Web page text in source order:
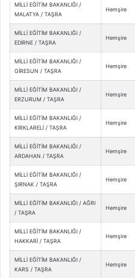
MİLLİ EĞİTİM BAKANLIĞI /
MALATYA / TAŞRA
Hemşire
MİLLİ EĞİTİM BAKANLIĞI /
EDİRNE / TAŞRA
Hemşire
MİLLİ EĞİTİM BAKANLIĞI /
GİRESUN / TAŞRA
Hemşire
MİLLİ EĞİTİM BAKANLIĞI /
ERZURUM / TAŞRA
Hemşire
MİLLİ EĞİTİM BAKANLIĞI /
KIRKLARELİ / TAŞRA
Hemşire
MİLLİ EĞİTİM BAKANLIĞI /
ARDAHAN / TAŞRA
Hemşire
MİLLİ EĞİTİM BAKANLIĞI /
ŞIRNAK / TAŞRA
Hemşire
MİLLİ EĞİTİM BAKANLIĞI / AĞRI
/ TAŞRA
Hemşire
MİLLİ EĞİTİM BAKANLIĞI /
HAKKARİ / TAŞRA
Hemşire
MİLLİ EĞİTİM BAKANLIĞI /
KARS / TAŞRA
Hemşire